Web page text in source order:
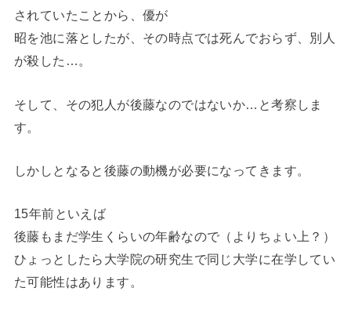
されていたことから、優が
昭を池に落としたが、その時点では死んでおらず、別人
が殺した…。
そして、その犯人が後藤なのではないか…と考察しま
す。
しかしとなると後藤の動機が必要になってきます。
15年前といえば
後藤もまだ学生くらいの年齢なので（よりちょい上？）
ひょっとしたら大学院の研究生で同じ大学に在学してい
た可能性はあります。